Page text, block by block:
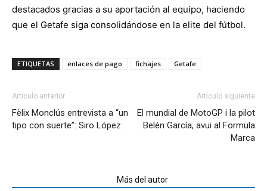
destacados gracias a su aportación al equipo, haciendo
que el Getafe siga consolidándose en la elite del fútbol.
ETIQUETAS enlaces de pago fichajes Getafe
Artículo anterior
Fèlix Monclús entrevista a “un
tipo con suerte”: Siro López
Artículo siguiente
El mundial de MotoGP i la pilot
Belén García, avui al Formula
Marca
Más del autor